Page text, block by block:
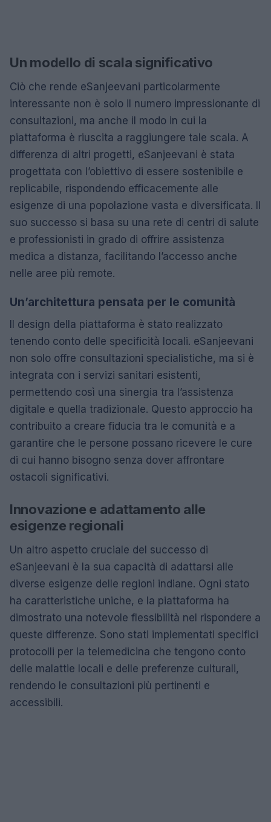
Un modello di scala significativo
Ciò che rende eSanjeevani particolarmente
interessante non è solo il numero impressionante di
consultazioni, ma anche il modo in cui la
piattaforma è riuscita a raggiungere tale scala. A
differenza di altri progetti, eSanjeevani è stata
progettata con l’obiettivo di essere sostenibile e
replicabile, rispondendo efficacemente alle
esigenze di una popolazione vasta e diversificata. Il
suo successo si basa su una rete di centri di salute
e professionisti in grado di offrire assistenza
medica a distanza, facilitando l’accesso anche
nelle aree più remote.
Un’architettura pensata per le comunità
Il design della piattaforma è stato realizzato
tenendo conto delle specificità locali. eSanjeevani
non solo offre consultazioni specialistiche, ma si è
integrata con i servizi sanitari esistenti,
permettendo così una sinergia tra l’assistenza
digitale e quella tradizionale. Questo approccio ha
contribuito a creare fiducia tra le comunità e a
garantire che le persone possano ricevere le cure
di cui hanno bisogno senza dover affrontare
ostacoli significativi.
Innovazione e adattamento alle
esigenze regionali
Un altro aspetto cruciale del successo di
eSanjeevani è la sua capacità di adattarsi alle
diverse esigenze delle regioni indiane. Ogni stato
ha caratteristiche uniche, e la piattaforma ha
dimostrato una notevole flessibilità nel rispondere a
queste differenze. Sono stati implementati specifici
protocolli per la telemedicina che tengono conto
delle malattie locali e delle preferenze culturali,
rendendo le consultazioni più pertinenti e
accessibili.